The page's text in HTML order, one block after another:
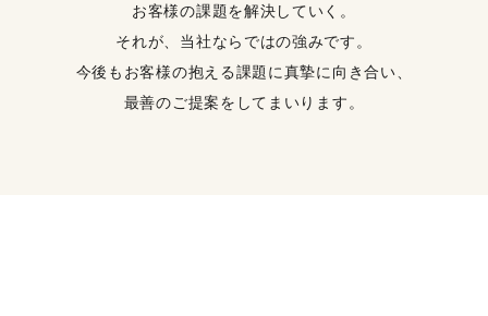
お客様の課題を解決していく。
それが、当社ならではの強みです。
今後もお客様の抱える課題に真摯に向き合い、
最善のご提案をしてまいります。